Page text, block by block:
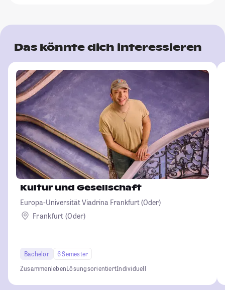
Das könnte dich interessieren
Kultur und Gesellschaft
Europa-Universität Viadrina Frankfurt (Oder)
Frankfurt (Oder)
Bachelor
6 Semester
ZusammenlebenLösungsorientiertIndividuell